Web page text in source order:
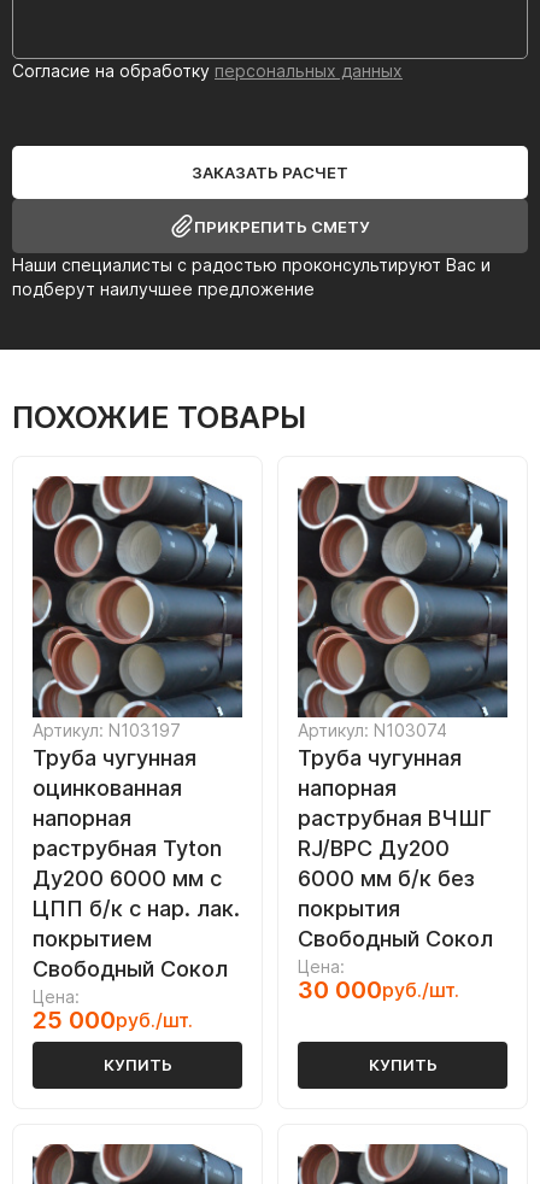
Наши специалисты с радостью проконсультируют Вас и
подберут наилучшее предложение
Согласие на обработку персональных данных
ЗАКАЗАТЬ РАСЧЕТ
ПРИКРЕПИТЬ СМЕТУ
ПОХОЖИЕ ТОВАРЫ
Артикул: N103197
Труба чугунная
оцинкованная
напорная
раструбная Tyton
Ду200 6000 мм с
ЦПП б/к с нар. лак.
покрытием
Свободный Сокол
Цена:
25 000руб./шт.
КУПИТЬ
Артикул: N103074
Труба чугунная
напорная
раструбная ВЧШГ
RJ/ВРС Ду200
6000 мм б/к без
покрытия
Свободный Сокол
Цена:
30 000руб./шт.
КУПИТЬ